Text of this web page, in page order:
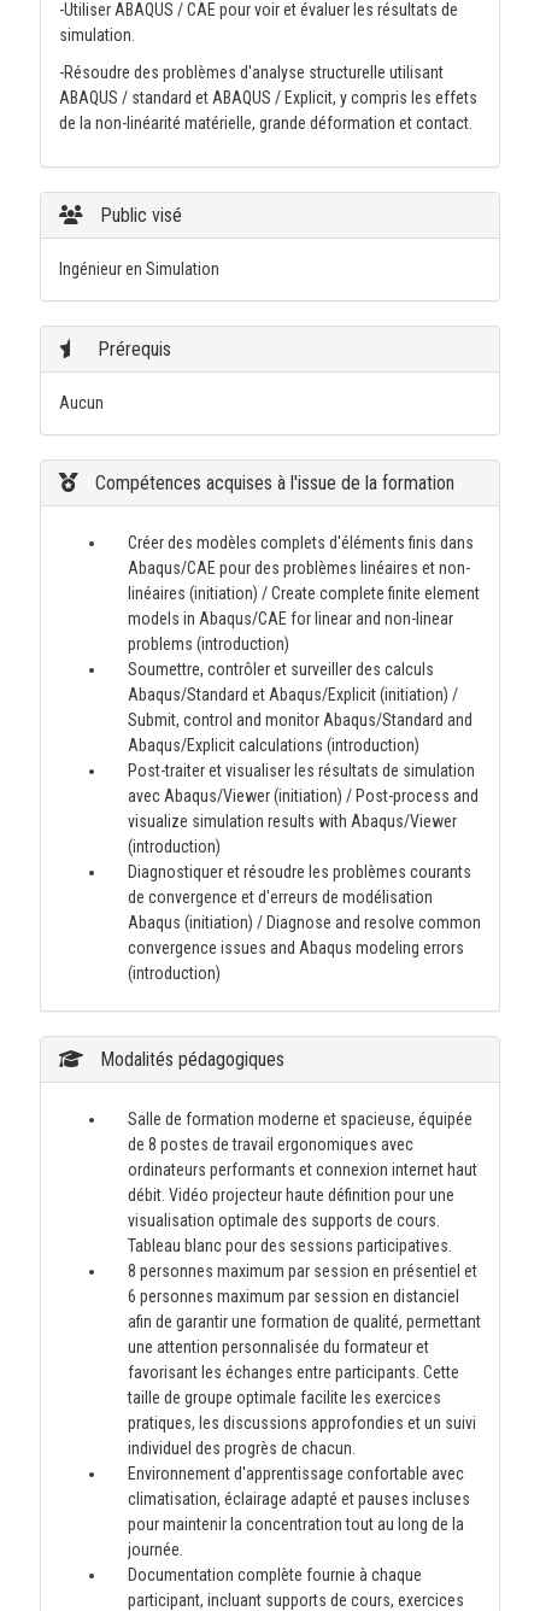
-Utiliser ABAQUS / CAE pour voir et évaluer les résultats de
simulation.
-Résoudre des problèmes d'analyse structurelle utilisant
ABAQUS / standard et ABAQUS / Explicit, y compris les effets
de la non-linéarité matérielle, grande déformation et contact.
Public visé
Ingénieur en Simulation
Prérequis
Aucun
Compétences acquises à l'issue de la formation
Créer des modèles complets d'éléments finis dans
Abaqus/CAE pour des problèmes linéaires et non-
linéaires (initiation) / Create complete finite element
models in Abaqus/CAE for linear and non-linear
problems (introduction)
Soumettre, contrôler et surveiller des calculs
Abaqus/Standard et Abaqus/Explicit (initiation) /
Submit, control and monitor Abaqus/Standard and
Abaqus/Explicit calculations (introduction)
Post-traiter et visualiser les résultats de simulation
avec Abaqus/Viewer (initiation) / Post-process and
visualize simulation results with Abaqus/Viewer
(introduction)
Diagnostiquer et résoudre les problèmes courants
de convergence et d'erreurs de modélisation
Abaqus (initiation) / Diagnose and resolve common
convergence issues and Abaqus modeling errors
(introduction)
Modalités pédagogiques
Salle de formation moderne et spacieuse, équipée
de 8 postes de travail ergonomiques avec
ordinateurs performants et connexion internet haut
débit. Vidéo projecteur haute définition pour une
visualisation optimale des supports de cours.
Tableau blanc pour des sessions participatives.
8 personnes maximum par session en présentiel et
6 personnes maximum par session en distanciel
afin de garantir une formation de qualité, permettant
une attention personnalisée du formateur et
favorisant les échanges entre participants. Cette
taille de groupe optimale facilite les exercices
pratiques, les discussions approfondies et un suivi
individuel des progrès de chacun.
Environnement d'apprentissage confortable avec
climatisation, éclairage adapté et pauses incluses
pour maintenir la concentration tout au long de la
journée.
Documentation complète fournie à chaque
participant, incluant supports de cours, exercices